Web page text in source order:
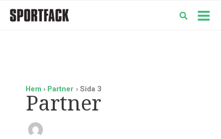
Hem Partner Sida 3
Partner